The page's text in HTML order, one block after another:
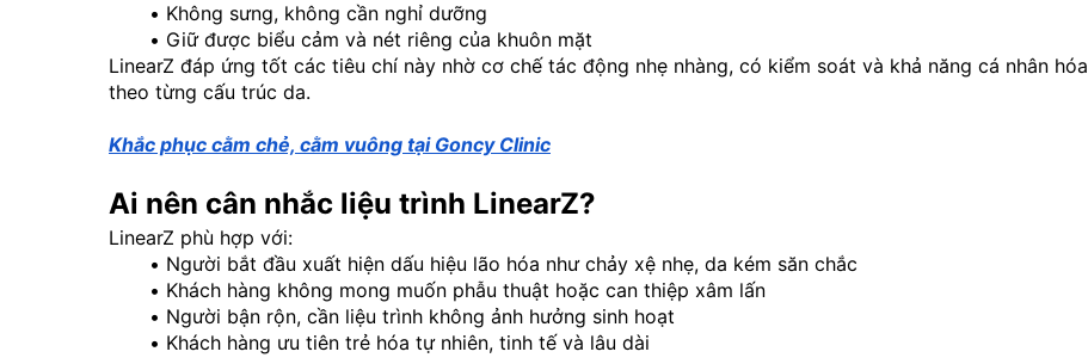
Không sưng, không cần nghỉ dưỡng
Giữ được biểu cảm và nét riêng của khuôn mặt
LinearZ đáp ứng tốt các tiêu chí này nhờ cơ chế tác động nhẹ nhàng, có kiểm soát và khả năng cá nhân hóa
theo từng cấu trúc da.
Khắc phục cằm chẻ, cằm vuông tại Goncy Clinic
Ai nên cân nhắc liệu trình LinearZ?
LinearZ phù hợp với:
Người bắt đầu xuất hiện dấu hiệu lão hóa như chảy xệ nhẹ, da kém săn chắc
Khách hàng không mong muốn phẫu thuật hoặc can thiệp xâm lấn
Người bận rộn, cần liệu trình không ảnh hưởng sinh hoạt
Khách hàng ưu tiên trẻ hóa tự nhiên, tinh tế và lâu dài